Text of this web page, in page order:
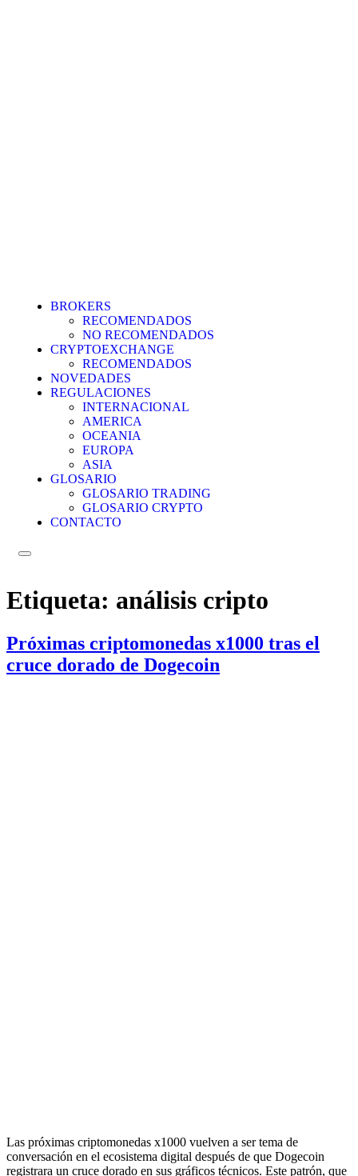
BROKERS
RECOMENDADOS
NO RECOMENDADOS
CRYPTOEXCHANGE
RECOMENDADOS
NOVEDADES
REGULACIONES
INTERNACIONAL
AMERICA
OCEANIA
EUROPA
ASIA
GLOSARIO
GLOSARIO TRADING
GLOSARIO CRYPTO
CONTACTO
Menú conmutador hamburguesa
Etiqueta: análisis cripto
Próximas criptomonedas x1000 tras el
cruce dorado de Dogecoin
Las próximas criptomonedas x1000 vuelven a ser tema de
conversación en el ecosistema digital después de que Dogecoin
registrara un cruce dorado en sus gráficos técnicos. Este patrón, que